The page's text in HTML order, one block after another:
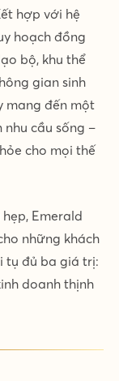
hợp với hệ
hoạch đồng
bộ, khu thể
gian sinh
mang đến một
cầu sống –
cho mọi thế
Emerald
những khách
tụ đủ ba giá trị:
doanh thịnh